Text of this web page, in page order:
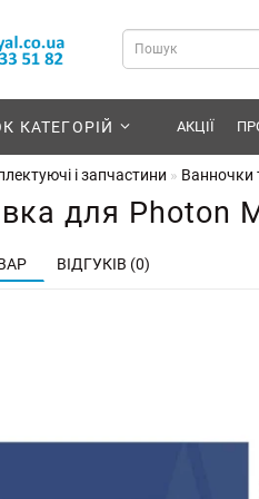
КАТЕГОРІЙ АКЦІЇ
і запчастини Ванночки
для Photon
ВІДГУКІВ (0)